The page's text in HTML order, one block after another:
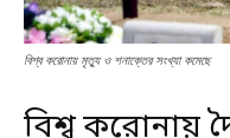
বিশ্ব করোনায় মৃত্যু ও শনাক্তের সংখ্যা কমেছে
বিশ্ব করোনায়